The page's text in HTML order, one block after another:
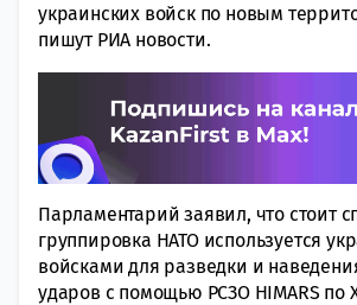
украинских войск по новым
пишут РИА новости.
Парламентарий заявил, что стоит
группировка НАТО используется
войсками для разведки и
ударов с помощью РСЗО HIMARS по